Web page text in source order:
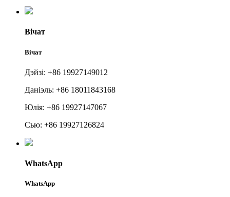
Вічат
Вічат
Дэйзі: +86 19927149012
Даніэль: +86 18011843168
Юлія: +86 19927147067
Сью: +86 19927126824
WhatsApp
WhatsApp